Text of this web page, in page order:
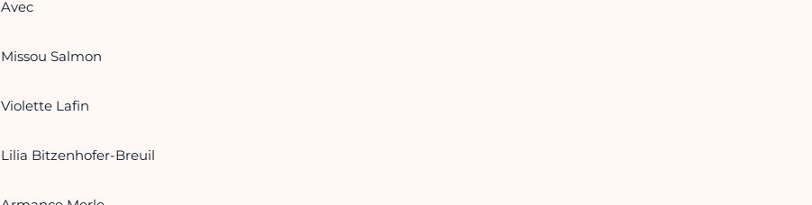
Avec
Missou Salmon
Violette Lafin
Lilia Bitzenhofer-Breuil